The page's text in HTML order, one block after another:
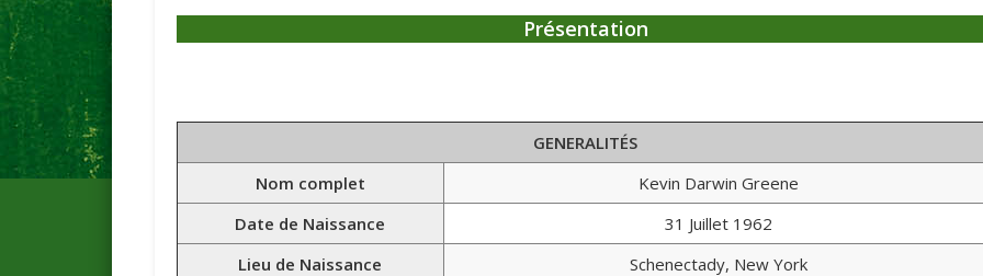
Présentation
GENERALITÉS
Nom complet
Kevin Darwin Greene
Date de Naissance
31 Juillet 1962
Lieu de Naissance
Schenectady, New York